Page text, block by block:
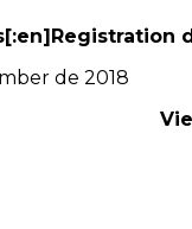
de 2018